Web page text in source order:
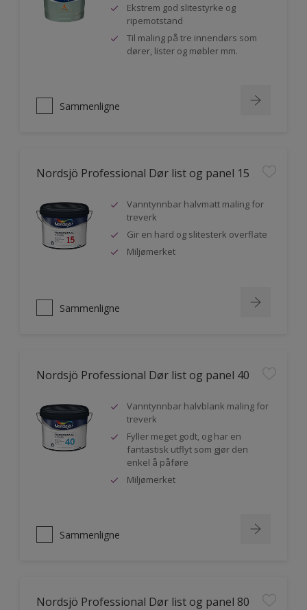
Ekstrem god slitestyrke og
ripemotstand
Til maling på tre innendørs som
dører, lister og møbler mm.
Sammenligne
Nordsjö Professional Dør list og panel 15
Vanntynnbar halvmatt maling for
treverk
Gir en hard og slitesterk overflate
Miljømerket
Sammenligne
Nordsjö Professional Dør list og panel 40
Vanntynnbar halvblank maling for
treverk
Fyller meget godt, og har en
fantastisk utflyt som gjør den
enkel å påføre
Miljømerket
Sammenligne
Nordsjö Professional Dør list og panel 80